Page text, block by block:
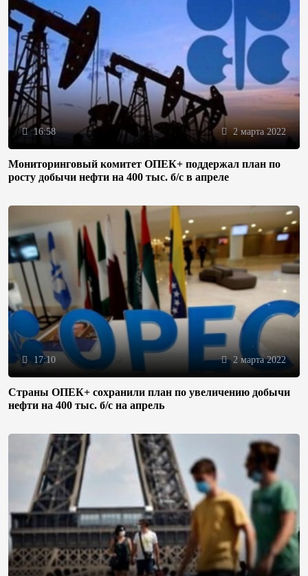
16:58 2 марта 2022
Мониторинговый комитет ОПЕК+ поддержал план по
росту добычи нефти на 400 тыс. б/с в апреле
17:10 2 марта 2022
Страны ОПЕК+ сохранили план по увеличению добычи
нефти на 400 тыс. б/с на апрель